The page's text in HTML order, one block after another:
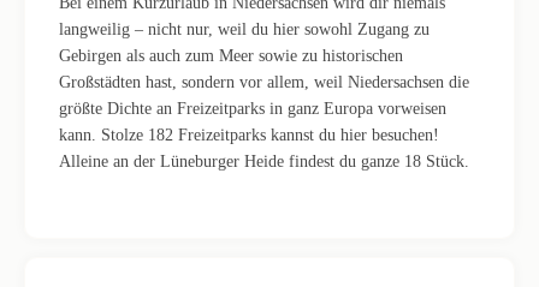
langweilig – nicht nur, weil du hier sowohl Zugang zu
Gebirgen als auch zum Meer sowie zu historischen
Großstädten hast, sondern vor allem, weil Niedersachsen die
größte Dichte an Freizeitparks in ganz Europa vorweisen
kann. Stolze 182 Freizeitparks kannst du hier besuchen!
Alleine an der Lüneburger Heide findest du ganze 18 Stück.